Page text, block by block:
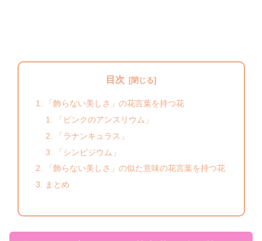
目次
「飾らない美しさ」の花言葉を持つ花
「ピンクのアンスリウム」
「ラナンキュラス」
「シンピジウム」
「飾らない美しさ」の似た意味の花言葉を持つ花
まとめ